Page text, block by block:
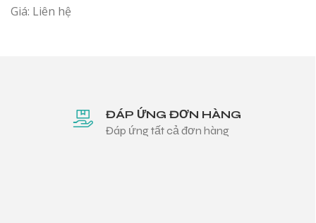
Giá: Liên hệ
ĐÁP ỨNG ĐƠN HÀNG
Đáp ứng tất cả đơn hàng